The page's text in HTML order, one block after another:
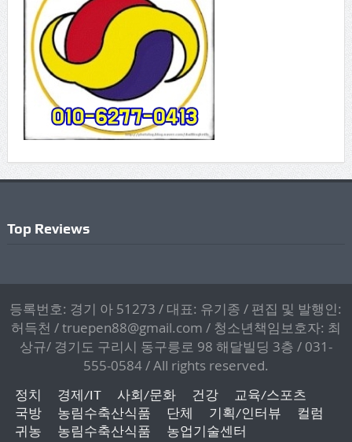
Top Reviews
등록번호: 경기 아 51273 / 대표: 유기종 / 편집 및 발행인:
허득천 / truepen88@gmail.com / 청소년책임보호자: 최
상규/ 경기도 구리시 동구릉로 98 해달빌딩 3층 / 031-
555-0584 / All rights reserved.
정치 경제/IT 사회/문화 건강
교육/스포츠
국방
농림수축산식품 단체 기획/인터뷰
컬럼
귀농
농림수축산식품
농업기술센터